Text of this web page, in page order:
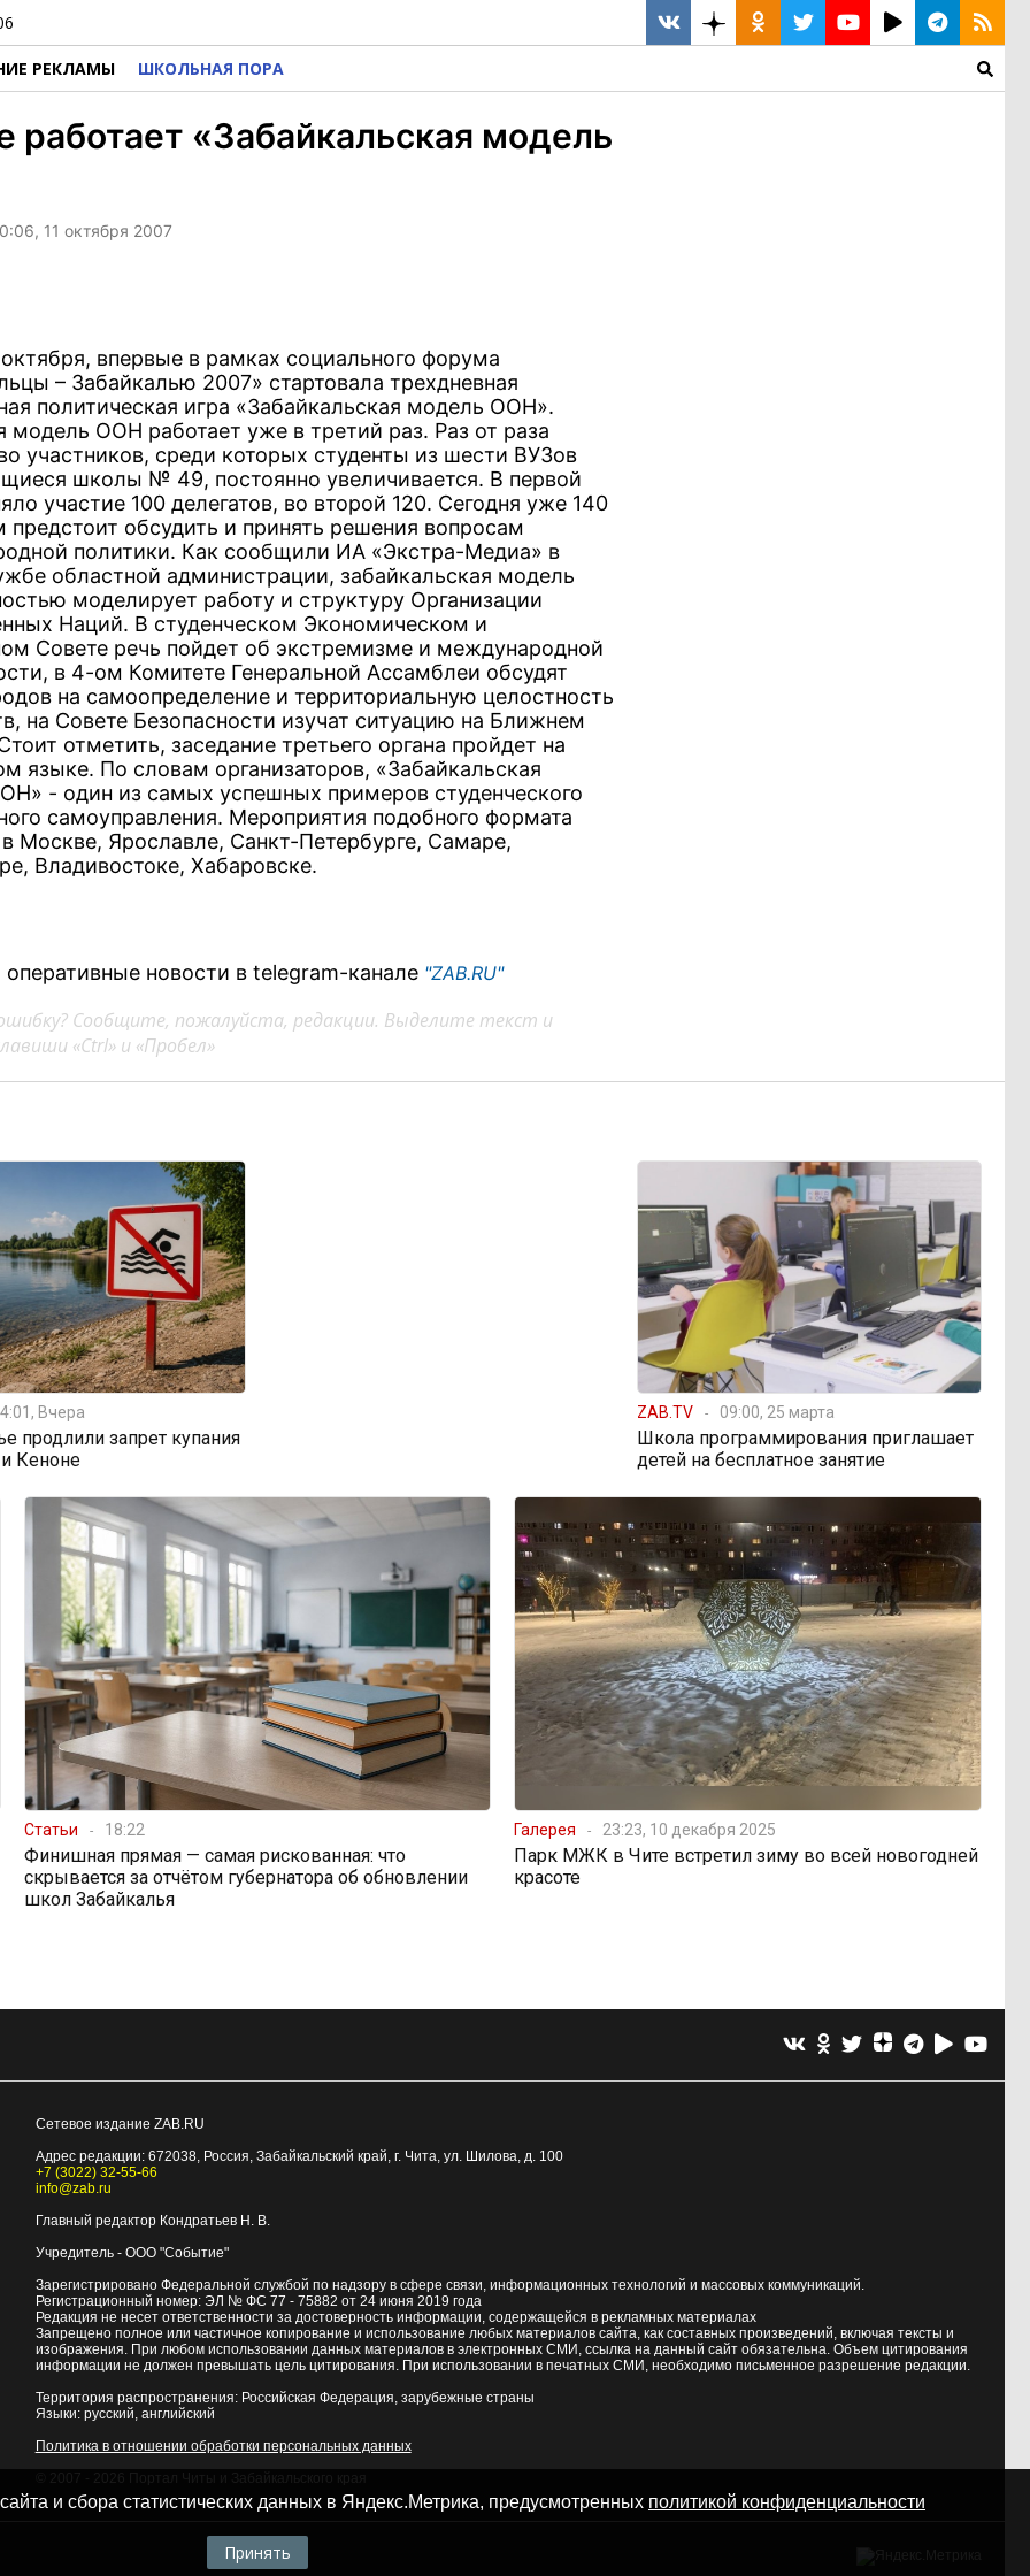
РЕКЛАМЫ ШКОЛЬНАЯ ПОРА
работает «Забайкальская модель
11 октября 2007
впервые в рамках социального форума
– Забайкалью 2007» стартовала трехдневная
политическая игра «Забайкальская модель ООН».
модель ООН работает уже в третий раз. Раз от раза
участников, среди которых студенты из шести ВУЗов
школы № 49, постоянно увеличивается. В первой
участие 100 делегатов, во второй 120. Сегодня уже 140
предстоит обсудить и принять решения вопросам
политики. Как сообщили ИА «Экстра-Медиа» в
областной администрации, забайкальская модель
моделирует работу и структуру Организации
Наций. В студенческом Экономическом и
Совете речь пойдет об экстремизме и международной
в 4-ом Комитете Генеральной Ассамблеи обсудят
на самоопределение и территориальную целостность
на Совете Безопасности изучат ситуацию на Ближнем
отметить, заседание третьего органа пройдет на
языке. По словам организаторов, «Забайкальская
- один из самых успешных примеров студенческого
самоуправления. Мероприятия подобного формата
Москве, Ярославле, Санкт-Петербурге, Самаре,
Владивостоке, Хабаровске.
новости в telegram-канале "ZAB.RU"
Сообщите, пожалуйста, редакции. Выделите текст и
«Ctrl» и «Пробел»
Вчера
продлили запрет купания
Кеноне
ZAB.TV 09:00, 25 марта
Школа программирования приглашает
детей на бесплатное занятие
Статьи 18:22
Финишная прямая — самая рискованная: что
скрывается за отчётом губернатора об обновлении
школ Забайкалья
Галерея 23:23, 10 декабря 2025
Парк МЖК в Чите встретил зиму во всей новогодней
красоте
Сетевое издание ZAB.RU
Адрес редакции: 672038, Россия, Забайкальский край, г. Чита, ул. Шилова, д. 100
+7 (3022) 32-55-66
info@zab.ru
Главный редактор Кондратьев Н. В.
Учредитель - ООО "Событие"
Зарегистрировано Федеральной службой по надзору в сфере связи, информационных технологий и массовых коммуникаций.
Регистрационный номер: ЭЛ № ФС 77 - 75882 от 24 июня 2019 года
Редакция не несет ответственности за достоверность информации, содержащейся в рекламных материалах
Запрещено полное или частичное копирование и использование любых материалов сайта, как составных произведений, включая тексты и
изображения. При любом использовании данных материалов в электронных СМИ, ссылка на данный сайт обязательна. Объем цитирования
информации не должен превышать цель цитирования. При использовании в печатных СМИ, необходимо письменное разрешение редакции.
Территория распространения: Российская Федерация, зарубежные страны
Языки: русский, английский
Политика в отношении обработки персональных данных
и сбора статистических данных в Яндекс.Метрика, предусмотренных политикой конфиденциальности
Принять